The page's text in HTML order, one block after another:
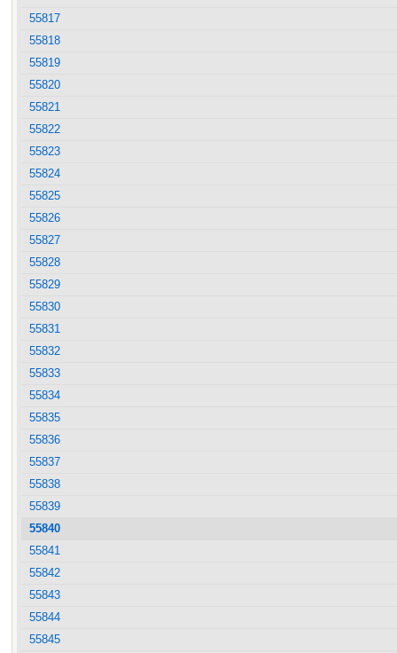
55817
55818
55819
55820
55821
55822
55823
55824
55825
55826
55827
55828
55829
55830
55831
55832
55833
55834
55835
55836
55837
55838
55839
55840
55841
55842
55843
55844
55845